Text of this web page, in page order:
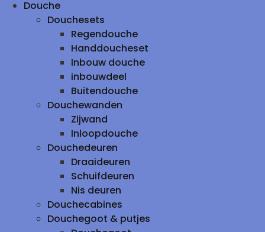
Douche
Douchesets
Regendouche
Handdoucheset
Inbouw douche
inbouwdeel
Buitendouche
Douchewanden
Zijwand
Inloopdouche
Douchedeuren
Draaideuren
Schuifdeuren
Nis deuren
Douchecabines
Douchegoot & putjes